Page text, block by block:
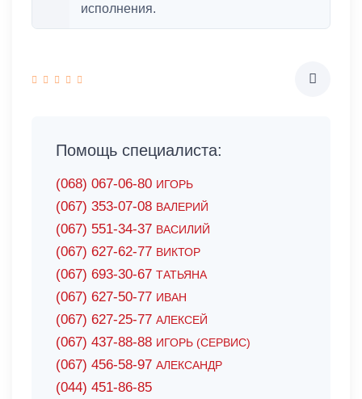
исполнения.
Помощь специалиста:
(068) 067-06-80 ИГОРЬ
(067) 353-07-08 ВАЛЕРИЙ
(067) 551-34-37 ВАСИЛИЙ
(067) 627-62-77 ВИКТОР
(067) 693-30-67 ТАТЬЯНА
(067) 627-50-77 ИВАН
(067) 627-25-77 АЛЕКСЕЙ
(067) 437-88-88 ИГОРЬ (СЕРВИС)
(067) 456-58-97 АЛЕКСАНДР
(044) 451-86-85